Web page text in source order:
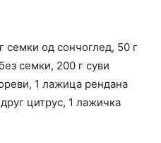
семки од сончоглед, 50 г
семки, 200 г суви
1 лажица рендана
цитрус, 1 лажичка